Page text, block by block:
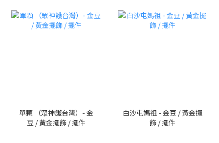
單顆 （眾神護台灣）- 金
豆 / 黃金擺飾 / 擺件
白沙屯媽祖 - 金豆 / 黃金擺
飾 / 擺件